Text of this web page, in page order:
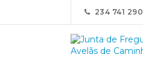
234 741 290